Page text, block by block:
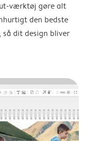
værktøj gøre alt
den bedste
så dit design bliver